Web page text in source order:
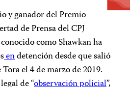
y ganador del Premio
de Prensa del CPJ
como Shawkan ha
endetención desde que salió
el 4 de marzo de 2019.